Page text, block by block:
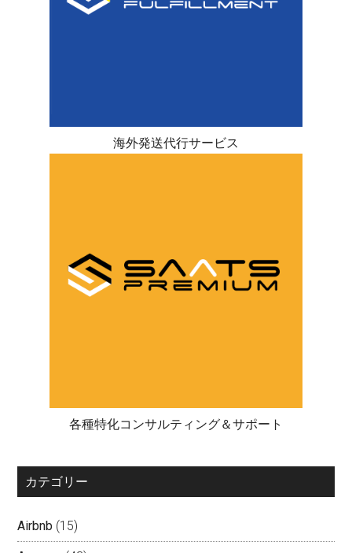
海外発送代行サービス
各種特化コンサルティング＆サポート
カテゴリー
Airbnb (15)